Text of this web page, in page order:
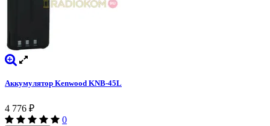
Аккумулятор Kenwood KNB-45L
4 776 ₽
0